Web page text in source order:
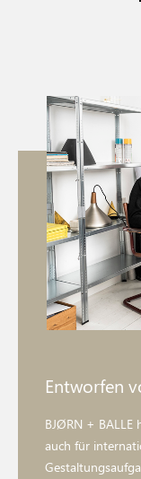
Entworfen
BJØRN + BALLE
auch für